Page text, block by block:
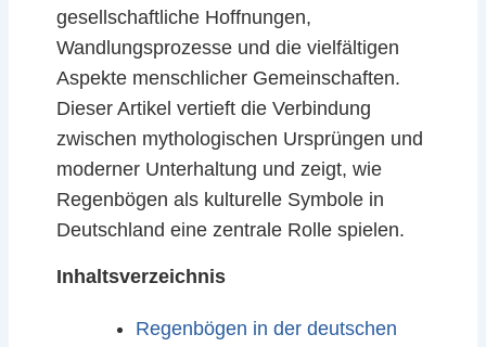
gesellschaftliche Hoffnungen,
Wandlungsprozesse und die vielfältigen
Aspekte menschlicher Gemeinschaften.
Dieser Artikel vertieft die Verbindung
zwischen mythologischen Ursprüngen und
moderner Unterhaltung und zeigt, wie
Regenbögen als kulturelle Symbole in
Deutschland eine zentrale Rolle spielen.
Inhaltsverzeichnis
Regenbögen in der deutschen